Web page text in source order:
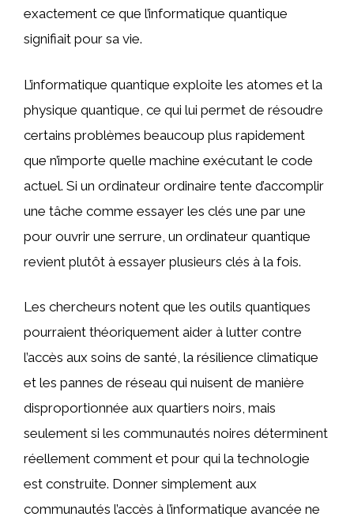
exactement ce que l’informatique quantique
signifiait pour sa vie.
L’informatique quantique exploite les atomes et la
physique quantique, ce qui lui permet de résoudre
certains problèmes beaucoup plus rapidement
que n’importe quelle machine exécutant le code
actuel. Si un ordinateur ordinaire tente d’accomplir
une tâche comme essayer les clés une par une
pour ouvrir une serrure, un ordinateur quantique
revient plutôt à essayer plusieurs clés à la fois.
Les chercheurs notent que les outils quantiques
pourraient théoriquement aider à lutter contre
l’accès aux soins de santé, la résilience climatique
et les pannes de réseau qui nuisent de manière
disproportionnée aux quartiers noirs, mais
seulement si les communautés noires déterminent
réellement comment et pour qui la technologie
est construite. Donner simplement aux
communautés l’accès à l’informatique avancée ne